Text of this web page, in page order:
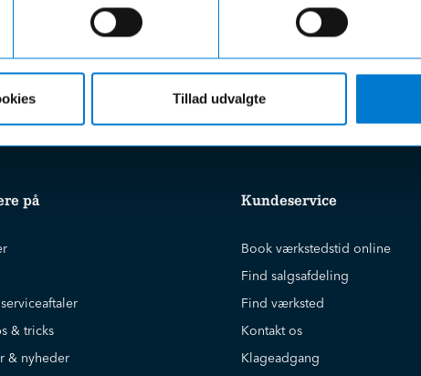
Tillad udvalgte
gratis afhentning i en af vores
uanset beløbet på din ordre
hverdage
på
& tricks
& nyheder
Kundeservice
Book værkstedstid online
Find salgsafdeling
Find værksted
Kontakt os
Klageadgang